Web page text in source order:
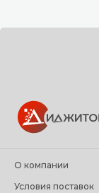
О компании
Условия поставок